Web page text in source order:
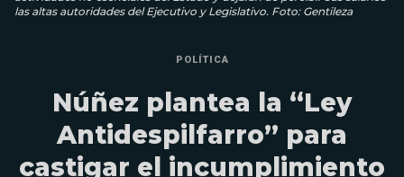
las altas autoridades del Ejecutivo y Legislativo. Foto: Gentileza
POLÍTICA
Núñez plantea la “Ley
Antidespilfarro” para
castigar el incumplimiento